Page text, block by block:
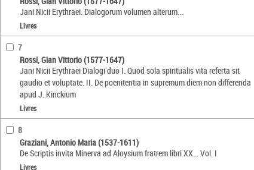
Jani Nicii Erythraei. Dialogorum volumen alterum...
Livres
7
Rossi, Gian Vittorio (1577-1647)
Jani Nicii Erythraei Dialogi duo I. Quod sola spiritualis vita referta sit
gaudio et voluptate. II. De poenitentia in supremum diem non differenda
apud J. Kinckium
Livres
8
Graziani, Antonio Maria (1537-1611)
De Scriptis invita Minerva ad Aloysium fratrem libri XX... Vol. I
Livres